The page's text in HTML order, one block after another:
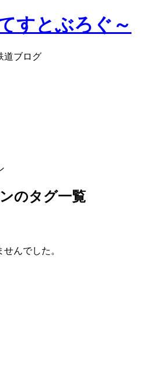
すとぶろぐ～
道ブログ
のタグ一覧
んでした。